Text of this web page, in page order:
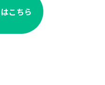
こちら